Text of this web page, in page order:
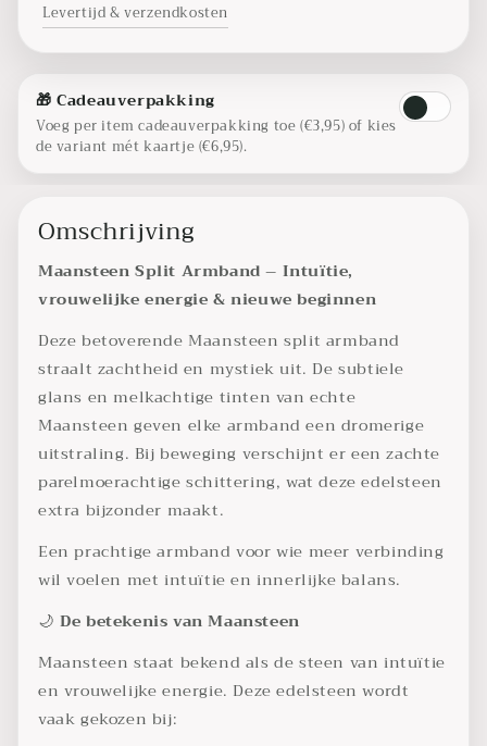
Levertijd & verzendkosten
🎁 Cadeauverpakking
Voeg per item cadeauverpakking toe (€3,95) of kies
de variant mét kaartje (€6,95).
Omschrijving
Maansteen Split Armband – Intuïtie,
vrouwelijke energie & nieuwe beginnen
Deze betoverende Maansteen split armband
straalt zachtheid en mystiek uit. De subtiele
glans en melkachtige tinten van echte
Maansteen geven elke armband een dromerige
uitstraling. Bij beweging verschijnt er een zachte
parelmoerachtige schittering, wat deze edelsteen
extra bijzonder maakt.
Een prachtige armband voor wie meer verbinding
wil voelen met intuïtie en innerlijke balans.
🌙De betekenis van Maansteen
Maansteen staat bekend als de steen van intuïtie
en vrouwelijke energie. Deze edelsteen wordt
vaak gekozen bij: